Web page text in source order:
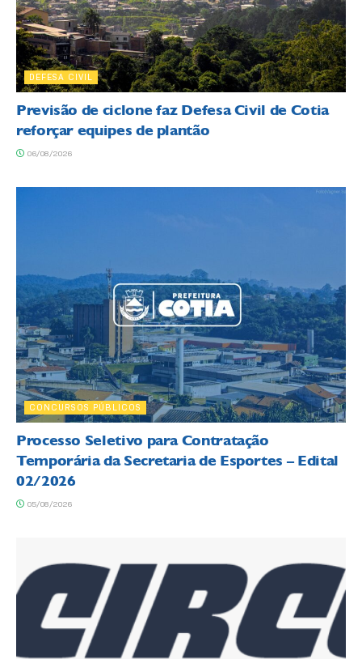
DEFESA CIVIL
Previsão de ciclone faz Defesa Civil de Cotia
reforçar equipes de plantão
06/08/2026
CONCURSOS PÚBLICOS
Processo Seletivo para Contratação
Temporária da Secretaria de Esportes – Edital
02/2026
05/08/2026